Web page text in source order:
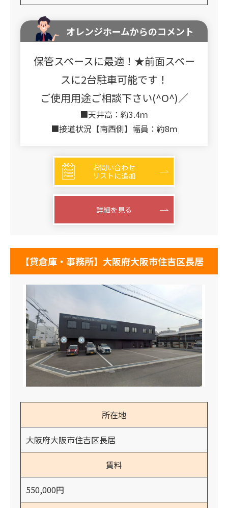
オレンジホームからのコメント
保管スペースに最適！★前面スペー
スに2台駐車可能です！
ご使用用途ご相談下さい(^O^)／
■天井高：約3.4ｍ
■接道状況【南西側】幅員：約8ｍ
お問い合わせ
リストに追加
詳細を見る
【貸倉庫・事務所】大阪府大阪市住吉区長居
所在地
大阪府大阪市住吉区長居
賃料
550,000円